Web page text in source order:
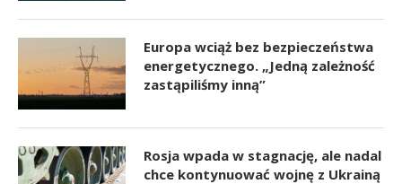
Europa wciąż bez bezpieczeństwa
energetycznego. „Jedną zależność
zastąpiliśmy inną”
Rosja wpada w stagnację, ale nadal
chce kontynuować wojnę z Ukrainą